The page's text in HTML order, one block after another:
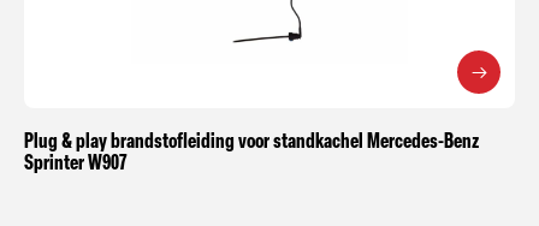
Plug & play brandstofleiding voor standkachel Mercedes-Benz
Sprinter W907